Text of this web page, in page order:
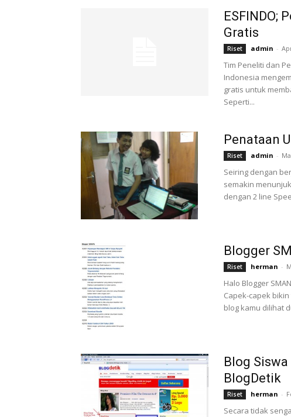
ESFINDO;
Gratis
Riset admin -
Tim Peneliti dan
Indonesia
gratis untuk
Seperti...
Penataan
Riset admin -
Seiring dengan
semakin
dengan 2 line
Blogger
Riset herman -
Halo Blogger
Capek-capek
blog kamu dilihat
Blog
BlogDetik
Riset herman -
Secara tidak